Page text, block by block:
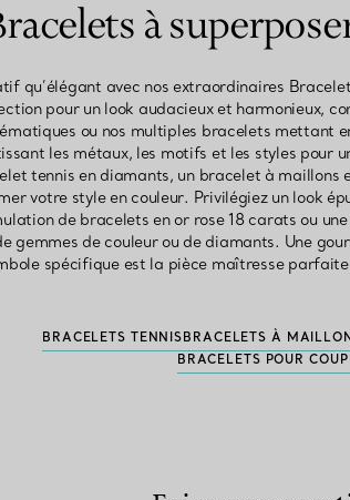
à
qu’élégant avec nos extraordinaires
pour un look audacieux et harmonieux,
ou nos multiples bracelets mettant
les métaux, les motifs et les styles pour
tennis en diamants, un bracelet à maillons
votre style en couleur. Privilégiez un look
de bracelets en or rose 18 carats ou
gemmes de couleur ou de diamants. Une
spécifique est la pièce maîtresse
BRACELETS TENNISBRACELETS À
BRACELETS POUR